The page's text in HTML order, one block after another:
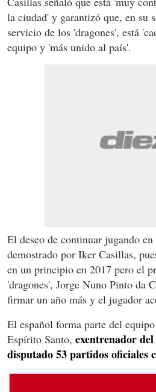
la ciudad' y garantizó que, en su
servicio de los 'dragones', está
equipo y 'más unido al país'.
El deseo de continuar jugando
demostrado por Iker Casillas,
en un principio en 2017 pero el
'dragones', Jorge Nuno Pinto da
firmar un año más y el jugador
El español forma parte del
Espírito Santo, exentrenador
disputado 53 partidos oficiales